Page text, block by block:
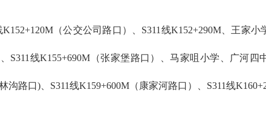
（公交公司路口）、S311线K152+290M、王家小
线K155+690M（张家堡路口）、马家咀小学、广河四
路口)、S311线K159+600M（康家河路口）、S311线